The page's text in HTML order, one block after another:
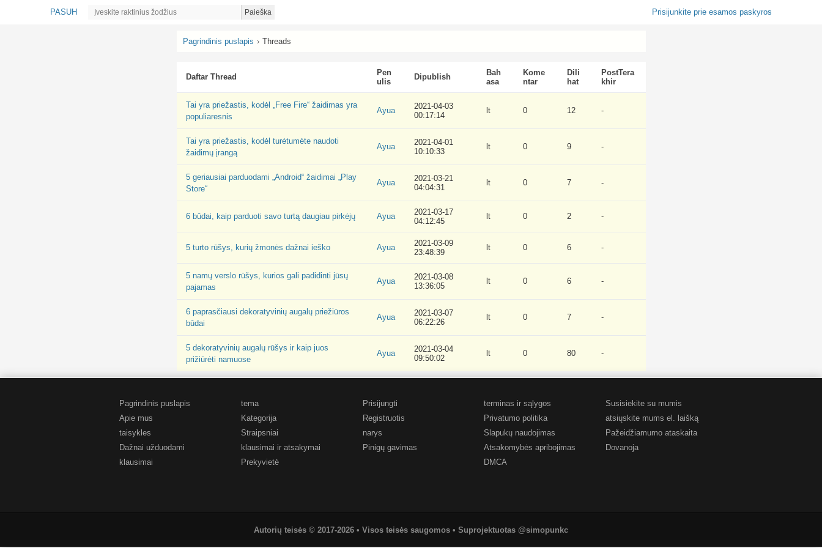
PASUH Paieška Prisijunkite prie esamos paskyros
Pagrindinis puslapis › Threads
Daftar Thread
Pen
ulis
Dipublish
Bah
asa
Kome
ntar
Dili
hat
PostTera
khir
Tai yra priežastis, kodėl „Free Fire“ žaidimas yra
populiaresnis
Ayua
2021-04-03
00:17:14
lt 0 12 -
Tai yra priežastis, kodėl turėtumėte naudoti
žaidimų įrangą
Ayua
2021-04-01
10:10:33
lt 0 9 -
5 geriausiai parduodami „Android“ žaidimai „Play
Store“
Ayua
2021-03-21
04:04:31
lt 0 7 -
6 būdai, kaip parduoti savo turtą daugiau pirkėjų Ayua
2021-03-17
04:12:45
lt 0 2 -
5 turto rūšys, kurių žmonės dažnai ieško Ayua
2021-03-09
23:48:39
lt 0 6 -
5 namų verslo rūšys, kurios gali padidinti jūsų
pajamas
Ayua
2021-03-08
13:36:05
lt 0 6 -
6 paprasčiausi dekoratyvinių augalų priežiūros
būdai
Ayua
2021-03-07
06:22:26
lt 0 7 -
5 dekoratyvinių augalų rūšys ir kaip juos
prižiūrėti namuose
Ayua
2021-03-04
09:50:02
lt 0 80 -
Pagrindinis puslapis
Apie mus
taisykles
Dažnai užduodami
klausimai
tema
Kategorija
Straipsniai
klausimai ir atsakymai
Prekyvietė
Prisijungti
Registruotis
narys
Pinigų gavimas
terminas ir sąlygos
Privatumo politika
Slapukų naudojimas
Atsakomybės apribojimas
DMCA
Susisiekite su mumis
atsiųskite mums el. laišką
Pažeidžiamumo ataskaita
Dovanoja
Autorių teisės © 2017-2026 • Visos teisės saugomos • Suprojektuotas @simopunkc